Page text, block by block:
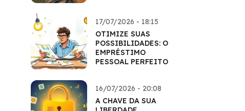
17/07/2026 - 18:15
OTIMIZE SUAS
POSSIBILIDADES: O
EMPRÉSTIMO
PESSOAL PERFEITO
16/07/2026 - 20:08
A CHAVE DA SUA